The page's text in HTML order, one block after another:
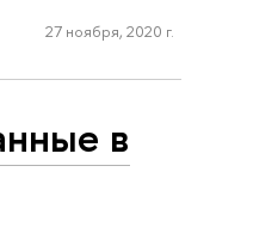
27 ноября, 2020 г.
в